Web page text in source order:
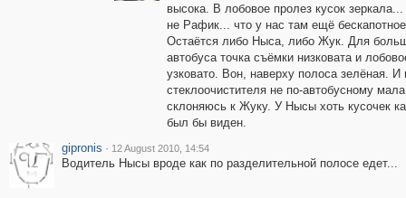
высока. В лобовое пролез кусок
не Рафик... что у нас там ещё
Остаётся либо Ныса, либо Жук. Для
автобуса точка съёмки низковата и
узковато. Вон, наверху полоса зелёная. И
стеклоочистителя не по-автобусному
склоняюсь к Жуку. У Нысы хоть кусочек
был бы виден.
gipronis · 12 August 2010, 14:54
Водитель Нысы вроде как по разделительной полосе едет...